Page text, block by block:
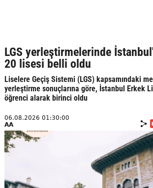
LGS yerleştirmelerinde
20 lisesi belli oldu
Liselere Geçiş Sistemi (LGS) kapsamındaki
yerleştirme sonuçlarına göre, İstanbul Erkek
öğrenci alarak birinci oldu
06.08.2026 01:30:00
AA